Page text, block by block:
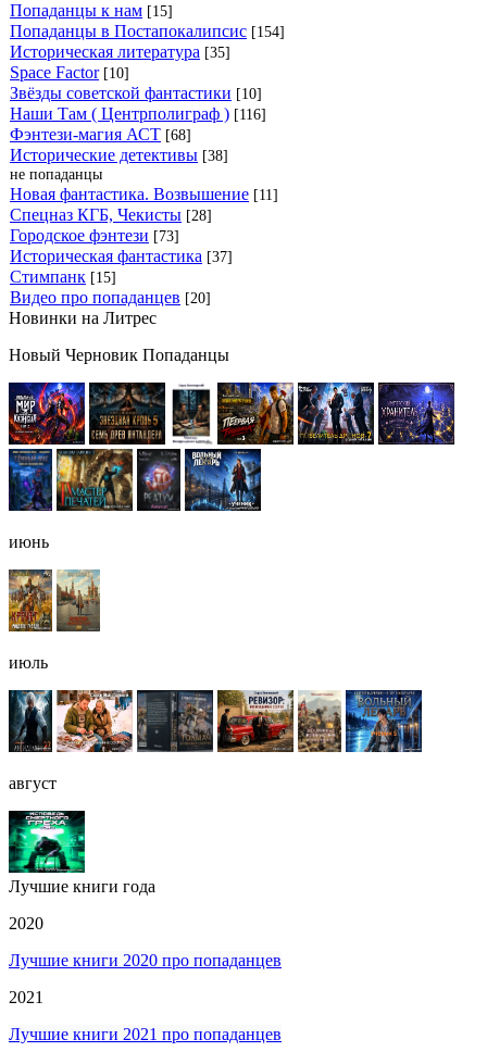
Попаданцы к нам [15]
Попаданцы в Постапокалипсис [154]
Историческая литература [35]
Space Factor [10]
Звёзды советской фантастики [10]
Наши Там ( Центрполиграф ) [116]
Фэнтези-магия АСТ [68]
Исторические детективы [38]
не попаданцы
Новая фантастика. Возвышение [11]
Спецназ КГБ, Чекисты [28]
Городское фэнтези [73]
Историческая фантастика [37]
Стимпанк [15]
Видео про попаданцев [20]
Новинки на Литрес
Новый Черновик Попаданцы
июнь
июль
август
Лучшие книги года
2020
Лучшие книги 2020 про попаданцев
2021
Лучшие книги 2021 про попаданцев